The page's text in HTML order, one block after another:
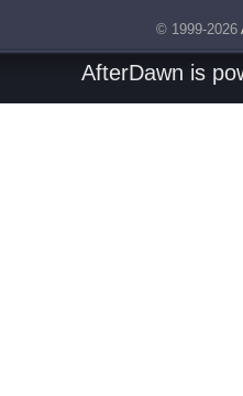
© 1999-2026
AfterDawn is